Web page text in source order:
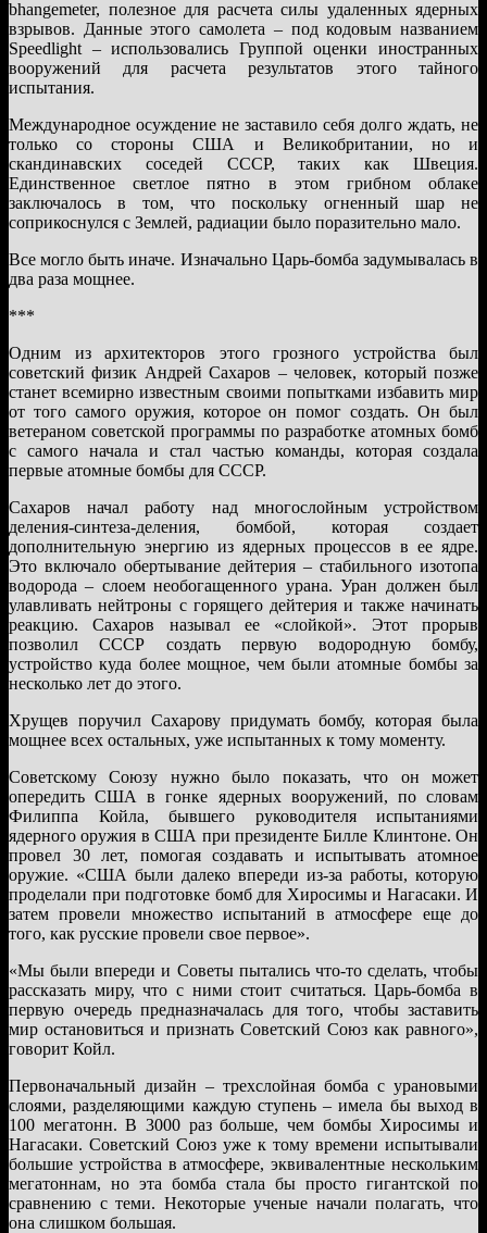
bhangemeter, полезное для расчета силы удаленных ядерных
взрывов. Данные этого самолета – под кодовым названием
Speedlight – использовались Группой оценки иностранных
вооружений для расчета результатов этого тайного
испытания.
Международное осуждение не заставило себя долго ждать, не
только со стороны США и Великобритании, но и
скандинавских соседей СССР, таких как Швеция.
Единственное светлое пятно в этом грибном облаке
заключалось в том, что поскольку огненный шар не
соприкоснулся с Землей, радиации было поразительно мало.
Все могло быть иначе. Изначально Царь-бомба задумывалась в
два раза мощнее.
***
Одним из архитекторов этого грозного устройства был
советский физик Андрей Сахаров – человек, который позже
станет всемирно известным своими попытками избавить мир
от того самого оружия, которое он помог создать. Он был
ветераном советской программы по разработке атомных бомб
с самого начала и стал частью команды, которая создала
первые атомные бомбы для СССР.
Сахаров начал работу над многослойным устройством
деления-синтеза-деления, бомбой, которая создает
дополнительную энергию из ядерных процессов в ее ядре.
Это включало обертывание дейтерия – стабильного изотопа
водорода – слоем необогащенного урана. Уран должен был
улавливать нейтроны с горящего дейтерия и также начинать
реакцию. Сахаров называл ее «слойкой». Этот прорыв
позволил СССР создать первую водородную бомбу,
устройство куда более мощное, чем были атомные бомбы за
несколько лет до этого.
Хрущев поручил Сахарову придумать бомбу, которая была
мощнее всех остальных, уже испытанных к тому моменту.
Советскому Союзу нужно было показать, что он может
опередить США в гонке ядерных вооружений, по словам
Филиппа Койла, бывшего руководителя испытаниями
ядерного оружия в США при президенте Билле Клинтоне. Он
провел 30 лет, помогая создавать и испытывать атомное
оружие. «США были далеко впереди из-за работы, которую
проделали при подготовке бомб для Хиросимы и Нагасаки. И
затем провели множество испытаний в атмосфере еще до
того, как русские провели свое первое».
«Мы были впереди и Советы пытались что-то сделать, чтобы
рассказать миру, что с ними стоит считаться. Царь-бомба в
первую очередь предназначалась для того, чтобы заставить
мир остановиться и признать Советский Союз как равного»,
говорит Койл.
Первоначальный дизайн – трехслойная бомба с урановыми
слоями, разделяющими каждую ступень – имела бы выход в
100 мегатонн. В 3000 раз больше, чем бомбы Хиросимы и
Нагасаки. Советский Союз уже к тому времени испытывали
большие устройства в атмосфере, эквивалентные нескольким
мегатоннам, но эта бомба стала бы просто гигантской по
сравнению с теми. Некоторые ученые начали полагать, что
она слишком большая.